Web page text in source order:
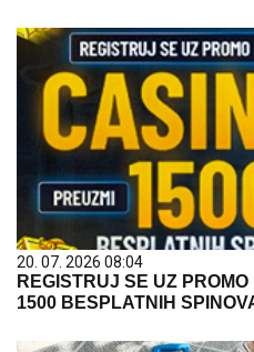
20. 07. 2026 08:04
REGISTRUJ SE UZ
1500 BESPLATNIH